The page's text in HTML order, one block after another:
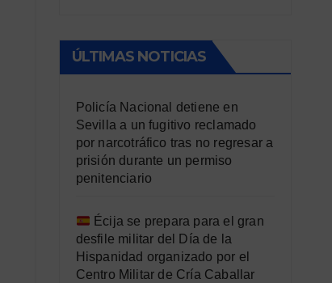
ÚLTIMAS NOTICIAS
Policía Nacional detiene en
Sevilla a un fugitivo reclamado
por narcotráfico tras no regresar a
prisión durante un permiso
penitenciario
Écija se prepara para el gran
desfile militar del Día de la
Hispanidad organizado por el
Centro Militar de Cría Caballar